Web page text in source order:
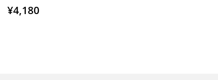
通
常
¥4,180